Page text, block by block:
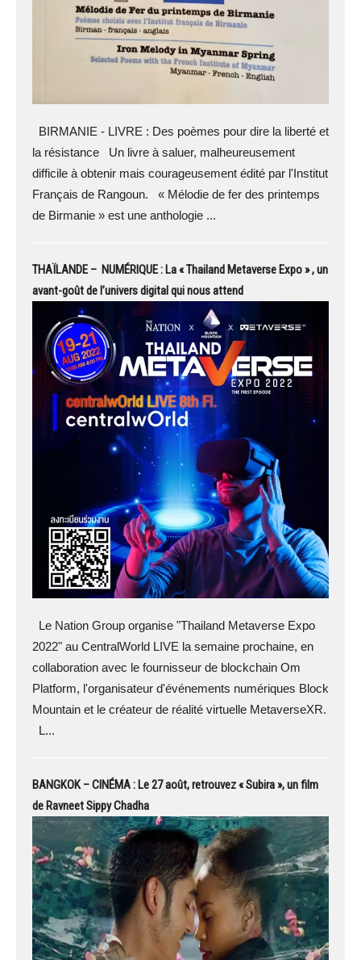
BIRMANIE - LIVRE : Des poèmes pour dire la liberté et
la résistance Un livre à saluer, malheureusement
difficile à obtenir mais courageusement édité par l'Institut
Français de Rangoun. « Mélodie de fer des printemps
de Birmanie » est une anthologie ...
THAÏLANDE – NUMÉRIQUE : La « Thailand Metaverse Expo » , un
avant-goût de l’univers digital qui nous attend
Le Nation Group organise "Thailand Metaverse Expo
2022" au CentralWorld LIVE la semaine prochaine, en
collaboration avec le fournisseur de blockchain Om
Platform, l'organisateur d'événements numériques Block
Mountain et le créateur de réalité virtuelle MetaverseXR.
L...
BANGKOK – CINÉMA : Le 27 août, retrouvez « Subira », un film
de Ravneet Sippy Chadha